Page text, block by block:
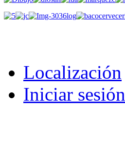
Localización
Iniciar sesión